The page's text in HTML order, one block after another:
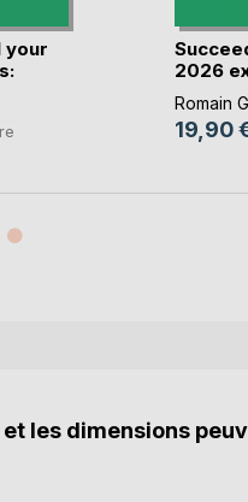
your
2026
Romain
19,90
les dimensions